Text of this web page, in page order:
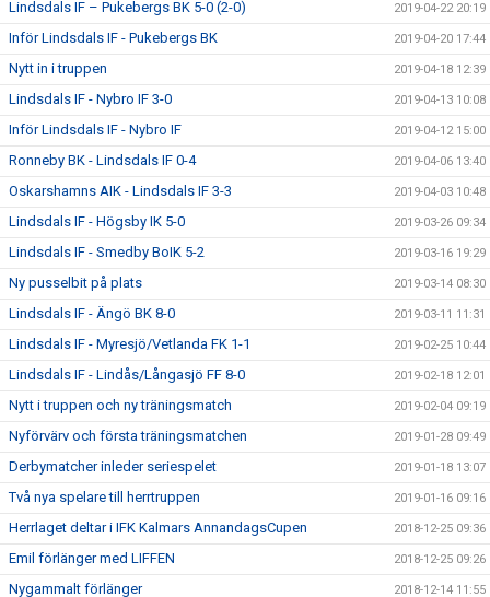
Lindsdals IF – Pukebergs BK 5-0 (2-0) 2019-04-22 20:19
Inför Lindsdals IF - Pukebergs BK 2019-04-20 17:44
Nytt in i truppen 2019-04-18 12:39
Lindsdals IF - Nybro IF 3-0 2019-04-13 10:08
Inför Lindsdals IF - Nybro IF 2019-04-12 15:00
Ronneby BK - Lindsdals IF 0-4 2019-04-06 13:40
Oskarshamns AIK - Lindsdals IF 3-3 2019-04-03 10:48
Lindsdals IF - Högsby IK 5-0 2019-03-26 09:34
Lindsdals IF - Smedby BoIK 5-2 2019-03-16 19:29
Ny pusselbit på plats 2019-03-14 08:30
Lindsdals IF - Ängö BK 8-0 2019-03-11 11:31
Lindsdals IF - Myresjö/Vetlanda FK 1-1 2019-02-25 10:44
Lindsdals IF - Lindås/Långasjö FF 8-0 2019-02-18 12:01
Nytt i truppen och ny träningsmatch 2019-02-04 09:19
Nyförvärv och första träningsmatchen 2019-01-28 09:49
Derbymatcher inleder seriespelet 2019-01-18 13:07
Två nya spelare till herrtruppen 2019-01-16 09:16
Herrlaget deltar i IFK Kalmars AnnandagsCupen 2018-12-25 09:36
Emil förlänger med LIFFEN 2018-12-25 09:26
Nygammalt förlänger 2018-12-14 11:55